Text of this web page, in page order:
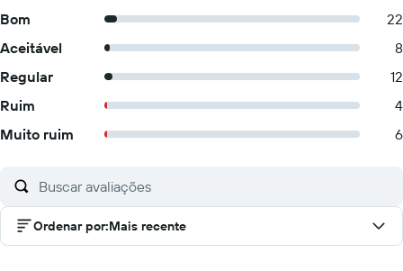
Bom
22
Aceitável
8
Regular
12
Ruim
4
Muito ruim
6
Ordenar por:Mais recente